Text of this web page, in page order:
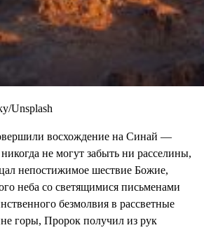
Unsplash
восхождение на Синай —
не могут забыть ни расселины,
непостижимое шествие Божие,
неба со светящимися письменами
безмолвия в рассветные
горы, Пророк получил из рук